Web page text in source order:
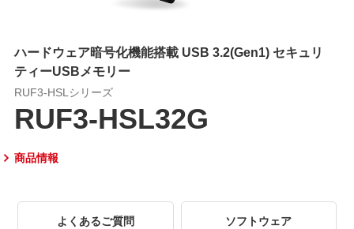
ハードウェア暗号化機能搭載 USB 3.2(Gen1) セキュリ
ティーUSBメモリー
RUF3-HSLシリーズ
RUF3-HSL32G
商品情報
よくあるご質問 ソフトウェア